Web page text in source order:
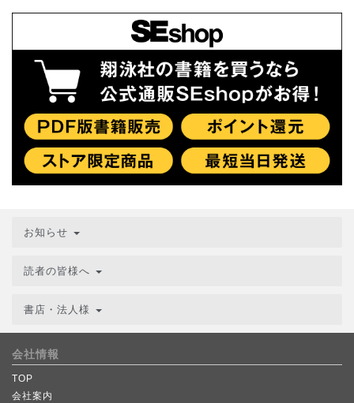
お知らせ
読者の皆様へ
書店・法人様
会社情報
TOP
会社案内